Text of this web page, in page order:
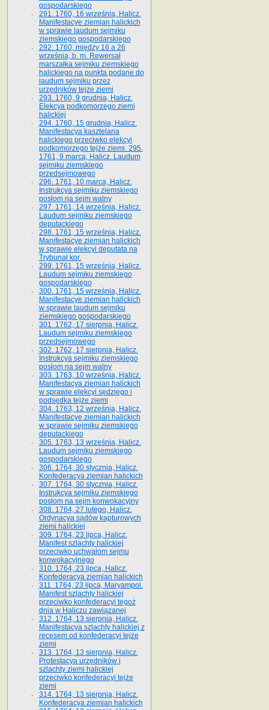
gospodarskiego
291. 1760, 16 września, Halicz.
Manifestacye ziemian halickich
w sprawie laudum sejmiku
ziemskiego gospodarskiego
292. 1760, między 16 a 26
września, b. m. Rewersał
marszałka sejmiku ziemskiego
halickiego na punkta podane do
laudum sejmiku przez
urzędników tejże ziemi
293. 1760, 9 grudnia, Halicz.
Elekcya podkomorzego ziemi
halickiej
294. 1760, 15 grudnia, Halicz.
Manifestacya kasztelana
halickiego przeciwko elekcyi
podkomorzego tejże ziemi. 295.
1761, 9 marca, Halicz. Laudum
sejmiku ziemskiego
przedsejmowego
296. 1761, 10 marca, Halicz.
Instrukcya sejmiku ziemskiego
posłom na sejm walny
297. 1761, 14 września, Halicz.
Laudum sejmiku ziemskiego
deputackiego
298. 1761, 15 września, Halicz.
Manifestacye ziemian halickich
w sprawie elekcyi deputata na
Trybunał kor.
299. 1761, 15 września, Halicz.
Laudum sejmiku ziemskiego
gospodarskiego
300. 1761, 15 września, Halicz.
Manifestacye ziemian halickich
w sprawie laudum sejmiku
ziemskiego gospodarskiego
301. 1762, 17 sierpnia, Halicz.
Laudum sejmiku ziemskiego
przedsejmowego
302. 1762, 17 sierpnia, Halicz.
Instrukcya sejmiku ziemskiego
posłom na sejm walny
303. 1763, 10 września, Halicz.
Manifestacya ziemian halickich
w sprawie elekcyi sędziego i
podsędka tejże ziemi
304. 1763, 12 września, Halicz.
Manifestacye ziemian halickich
w sprawie sejmiku ziemskiego
deputackiego
305. 1763, 13 września, Halicz.
Laudum sejmiku ziemskiego
gospodarskiego
306. 1764, 30 stycznia, Halicz.
Konfederacya ziemian halickich
307. 1764, 30 stycznia, Halicz.
Instrukcya sejmiku ziemskiego
posłom na sejm konwokacyjny
308. 1764, 27 lutego, Halicz.
Ordynacya sądów kapturowych
ziemi halickiej
309. 1764, 23 lipca, Halicz.
Manifest szlachty halickiej
przeciwko uchwałom sejmu
konwokacyjnego
310. 1764, 23 lipca, Halicz.
Konfederacya ziemian halickich
311. 1764, 23 lipca, Maryampol.
Manifest szlachty halickiej
przeciwko konfederacyi tegoż
dnia w Haliczu zawiązanej
312. 1764, 13 sierpnia, Halicz.
Manifestacya szlachty halickiej z
recesem od konfederacyi tejże
ziemi
313. 1764, 13 sierpnia, Halicz.
Protestacya urzędników i
szlachty ziemi halickiej
przeciwko konfederacyi tejże
ziemi
314. 1764, 13 sierpnia, Halicz.
Konfederacya ziemian halickich